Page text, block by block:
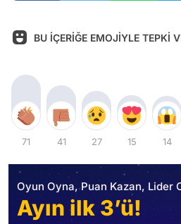
BU İÇERİĞE EMOJİYLE TEPKİ
71 41 27 15 14
Oyun Oyna, Puan Kazan, Lider
Ayın ilk 3’ü!